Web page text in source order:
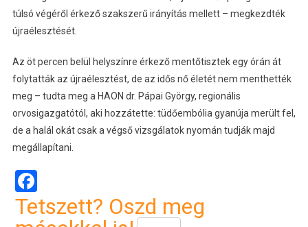
túlsó végéről érkező szakszerű irányítás mellett – megkezdték
újraélesztését.
Az öt percen belül helyszínre érkező mentőtisztek egy órán át
folytatták az újraélesztést, de az idős nő életét nem menthették
meg – tudta meg a HAON dr. Pápai György, regionális
orvosigazgatótól, aki hozzátette: tüdőembólia gyanúja merült fel,
de a halál okát csak a végső vizsgálatok nyomán tudják majd
megállapítani.
Facebook
Tetszett? Oszd meg